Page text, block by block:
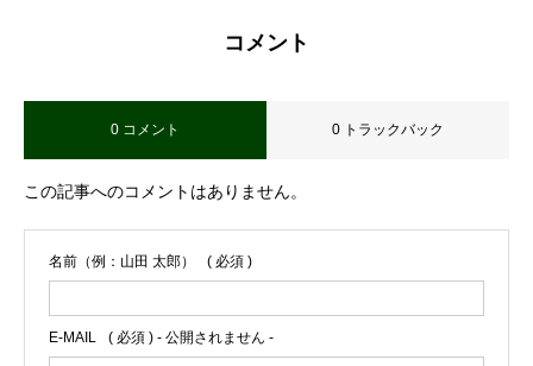
コメント
0 コメント 0 トラックバック
この記事へのコメントはありません。
名前（例：山田 太郎） ( 必須 )
E-MAIL ( 必須 ) - 公開されません -